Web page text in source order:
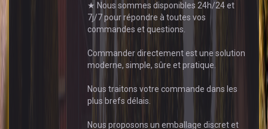
★ Nous sommes disponibles 24h/24 et
7j/7 pour répondre à toutes vos
commandes et questions.
Commander directement est une solution
moderne, simple, sûre et pratique.
Nous traitons votre commande dans les
plus brefs délais.
Nous proposons un emballage discret et